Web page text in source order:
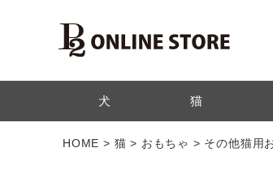
検索
犬 猫
HOME 猫 おもちゃ その他猫用